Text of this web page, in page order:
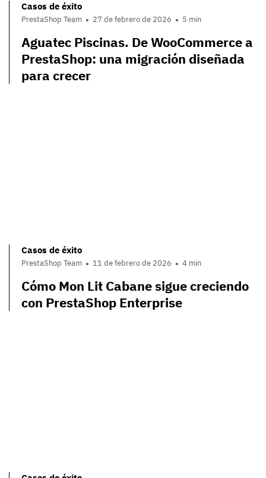
Casos de éxito
PrestaShop Team 27 de febrero de 2026 5 min
Aguatec Piscinas. De WooCommerce a
PrestaShop: una migración diseñada
para crecer
Casos de éxito
PrestaShop Team 11 de febrero de 2026 4 min
Cómo Mon Lit Cabane sigue creciendo
con PrestaShop Enterprise